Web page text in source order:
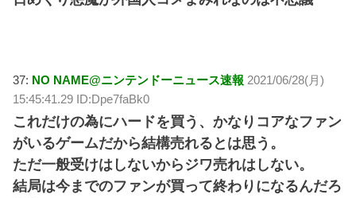
37: NO NAME@ニンテンドーニュース速報 2021/06/28(月)
15:45:41.29 ID:Dpe7faBk0
これだけの為にハードを買う、かなりコアなファン
がいるゲームだから結構売れるとは思う。
ただ一般受けはしないからジワ売れはしない。
結局は今までのファンが買って終わりになるんだろ